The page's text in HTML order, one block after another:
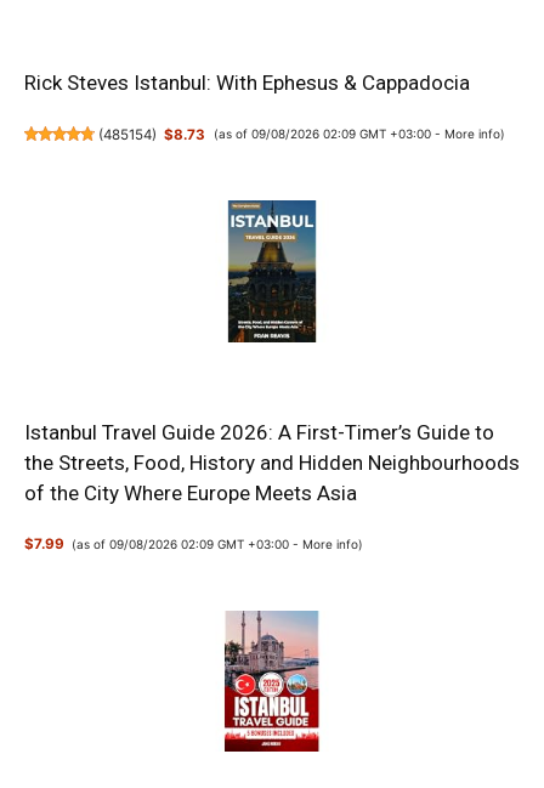
Rick Steves Istanbul: With Ephesus & Cappadocia
(485154) $8.73 (as of 09/08/2026 02:09 GMT +03:00 - More info)
Istanbul Travel Guide 2026: A First-Timer’s Guide to
the Streets, Food, History and Hidden Neighbourhoods
of the City Where Europe Meets Asia
$7.99 (as of 09/08/2026 02:09 GMT +03:00 -More info)